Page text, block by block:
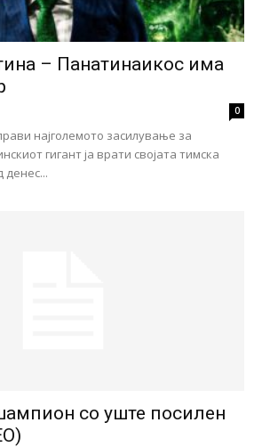
– Панатинаикос има
0
најголемото засилување за
гигант ја врати својата тимска
денес...
со уште посилен